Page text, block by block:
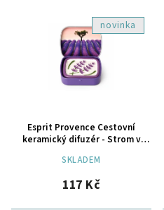
novinka
Esprit Provence Cestovní
keramický difuzér - Strom v
SKLADEM
117 Kč